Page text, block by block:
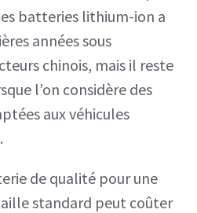
batteries lithium-ion a
années sous
chinois, mais il reste
l’on considère des
aux véhicules
de qualité pour une
standard peut coûter